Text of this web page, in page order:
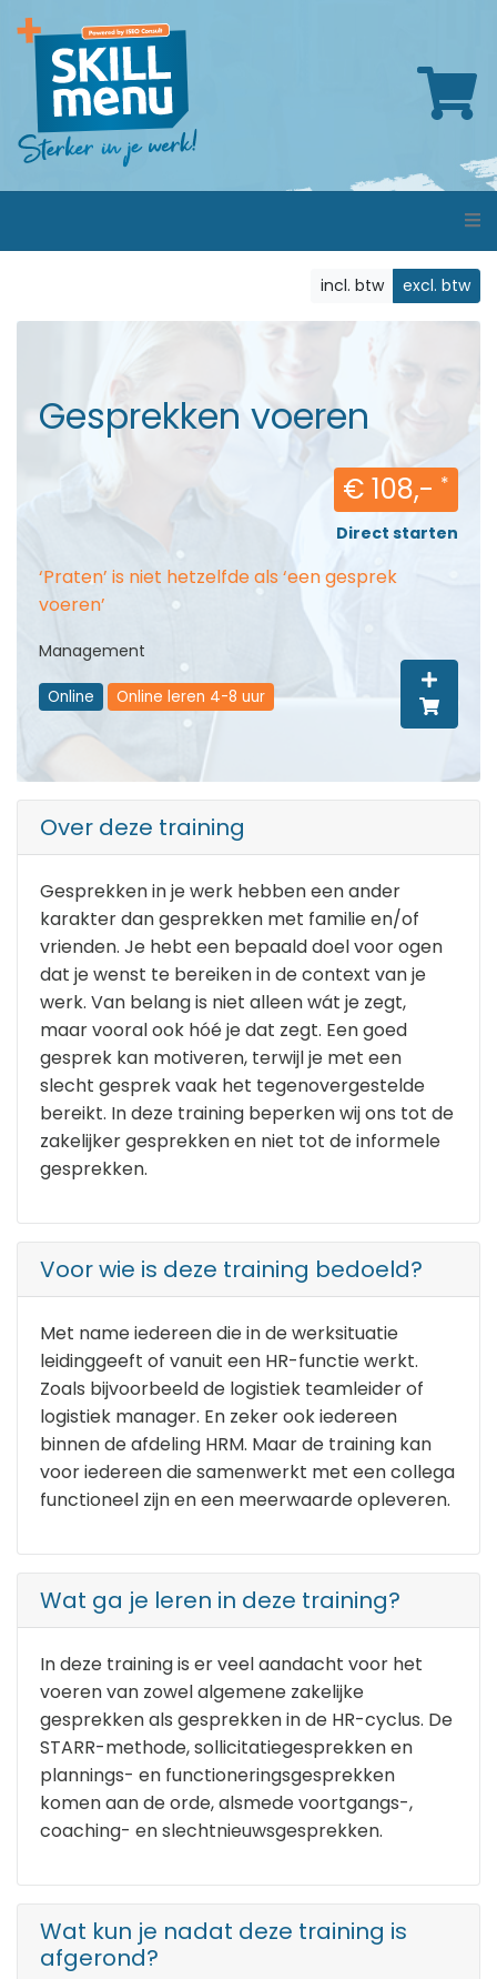
incl. btw excl. btw
Gesprekken voeren
€ 108,- *
Direct starten
‘Praten’ is niet hetzelfde als ‘een gesprek
voeren’
Management
Online Online leren 4-8 uur
Over deze training
Gesprekken in je werk hebben een ander
karakter dan gesprekken met familie en/of
vrienden. Je hebt een bepaald doel voor ogen
dat je wenst te bereiken in de context van je
werk. Van belang is niet alleen wát je zegt,
maar vooral ook hóé je dat zegt. Een goed
gesprek kan motiveren, terwijl je met een
slecht gesprek vaak het tegenovergestelde
bereikt. In deze training beperken wij ons tot de
zakelijker gesprekken en niet tot de informele
gesprekken.
Voor wie is deze training bedoeld?
Met name iedereen die in de werksituatie
leidinggeeft of vanuit een HR-functie werkt.
Zoals bijvoorbeeld de logistiek teamleider of
logistiek manager. En zeker ook iedereen
binnen de afdeling HRM. Maar de training kan
voor iedereen die samenwerkt met een collega
functioneel zijn en een meerwaarde opleveren.
Wat ga je leren in deze training?
In deze training is er veel aandacht voor het
voeren van zowel algemene zakelijke
gesprekken als gesprekken in de HR-cyclus. De
STARR-methode, sollicitatiegesprekken en
plannings- en functioneringsgesprekken
komen aan de orde, alsmede voortgangs-,
coaching- en slechtnieuwsgesprekken.
Wat kun je nadat deze training is
afgerond?